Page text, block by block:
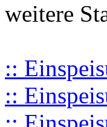
weitere
::
::